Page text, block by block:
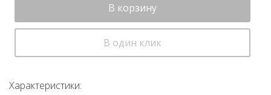
В корзину
В один клик
Характеристики: